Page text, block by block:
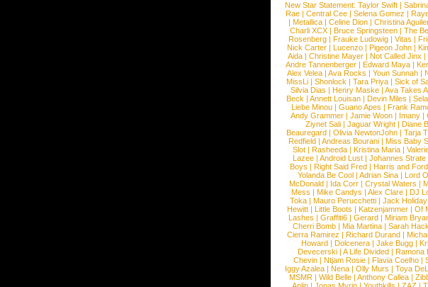
New Star Statement: Taylor Swift |
Rae| Central Cee| Selena Gomez |
| Metallica | Celine Dion | Christina
Charli XCX| Bruce Springsteen| The
Rosenberg | Frauke Ludowig | Vitas |
Nick Carter | Lucenzo | Pigeon John |
Aida| Christine Mayer| Not Called Jinx |
Andre Tannenberger | Edward Maya |
Alex Velea | Ava Rocks | Youn Sunnah |
MissLi | Shonlock | Tara Priya | Sick of
Silvia Dias | Henry Maske| Ava Takes
Beck | Annett Louisan| Devin Miles |
Liebe Minou| Guano Apes | Frank
Andy Grammer| Jamie Woon| Imany|
Ziynet Sali| Jaguar Wright| Diane
Beauregard| Olivia NewtonJohn| Tarja
Redfield | Andreas Bourani | Miss Baby
Slot | Rasheeda | Kristina Maria |
Lazee | Android Lust | Johannes Strate
Boys | Right Said Fred | Harris and Ford
Yolanda Be Cool| Adrian Sina| Lord
McDonald| Ida Corr| Crystal Waters |
Mess | Mike Candys | Alex Clare | DJ
Toka | Mauro Perucchetti | Jack Holiday
Hewitt| Little Boots | Katzenjammer| Of
Lashes | Graffiti6| Gerard| Miriam
Cherri Bomb | Mia Martina | Sarah
Cierra Ramirez | Richard Durand |
Howard| Dolcenera| Jake Bugg|
Devecerski| A Life Divided| Ramona
Chevin| Ntjam Rosie| Flavia Coelho|
Iggy Azalea | Nena | Olly Murs | Toya
MSMR| Wild Belle| Anthony Callea|